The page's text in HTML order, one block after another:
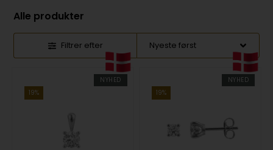
Alle produkter
Filtrer efter
NYHED
19%
NYHED
19%